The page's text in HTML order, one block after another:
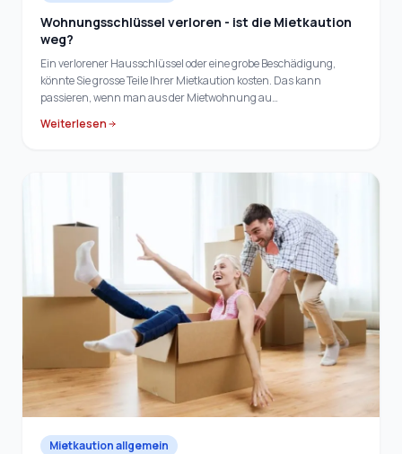
Wohnungsschlüssel verloren - ist die Mietkaution
weg?
Ein verlorener Hausschlüssel oder eine grobe Beschädigung,
könnte Sie grosse Teile Ihrer Mietkaution kosten. Das kann
passieren, wenn man aus der Mietwohnung au…
Weiterlesen
Mietkaution allgemein